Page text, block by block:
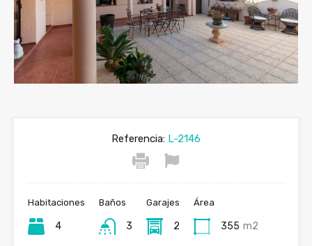
Referencia: L-2146
Habitaciones
4
Baños
3
Garajes
2
Área
355 m2